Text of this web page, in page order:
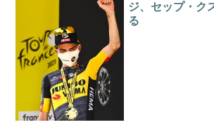
ジ、セップ・ク
る